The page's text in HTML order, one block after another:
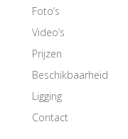
Foto’s
Video’s
Prijzen
Beschikbaarheid
Ligging
Contact